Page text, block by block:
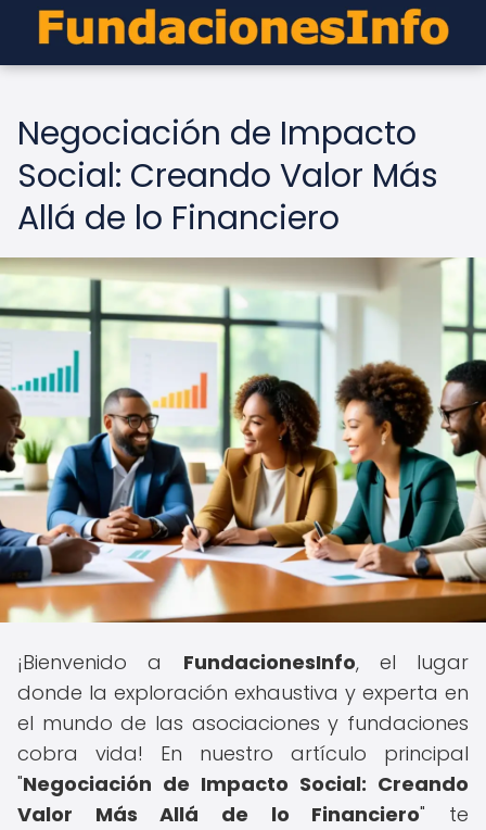
Negociación de Impacto
Social: Creando Valor Más
Allá de lo Financiero
¡Bienvenido a FundacionesInfo, el lugar
donde la exploración exhaustiva y experta en
el mundo de las asociaciones y fundaciones
cobra vida! En nuestro artículo principal
"Negociación de Impacto Social: Creando
Valor Más Allá de lo Financiero" te